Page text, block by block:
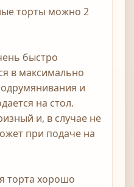
торты можно 2
быстро
в максимально
и
на стол.
и, в случае не
при подаче на
торта хорошо